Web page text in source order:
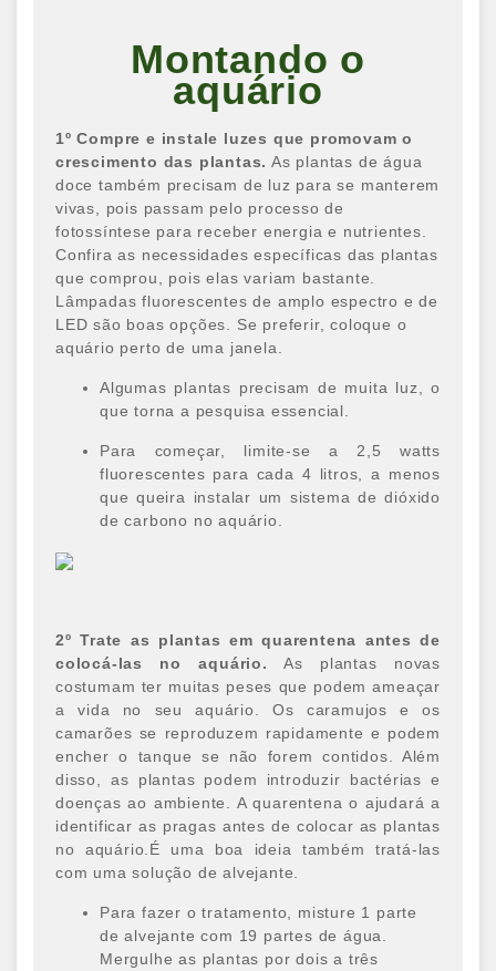
Montando o
aquário
1º Compre e instale luzes que promovam o
crescimento das plantas. As plantas de água
doce também precisam de luz para se manterem
vivas, pois passam pelo processo de
fotossíntese para receber energia e nutrientes.
Confira as necessidades específicas das plantas
que comprou, pois elas variam bastante.
Lâmpadas fluorescentes de amplo espectro e de
LED são boas opções. Se preferir, coloque o
aquário perto de uma janela.
Algumas plantas precisam de muita luz, o
que torna a pesquisa essencial.
Para começar, limite-se a 2,5 watts
fluorescentes para cada 4 litros, a menos
que queira instalar um sistema de dióxido
de carbono no aquário.
2º Trate as plantas em quarentena antes de
colocá-las no aquário.
As plantas novas
costumam ter muitas peses que podem ameaçar
a vida no seu aquário. Os caramujos e os
camarões se reproduzem rapidamente e podem
encher o tanque se não forem contidos. Além
disso, as plantas podem introduzir bactérias e
doenças ao ambiente. A quarentena o ajudará a
identificar as pragas antes de colocar as plantas
no aquário.É uma boa ideia também tratá-las
com uma solução de alvejante.
Para fazer o tratamento, misture 1 parte
de alvejante com 19 partes de água.
Mergulhe as plantas por dois a três